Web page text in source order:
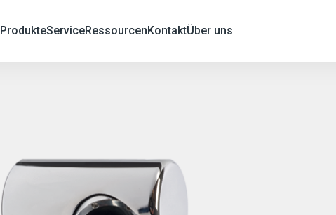
ProdukteServiceRessourcenKontaktÜber uns